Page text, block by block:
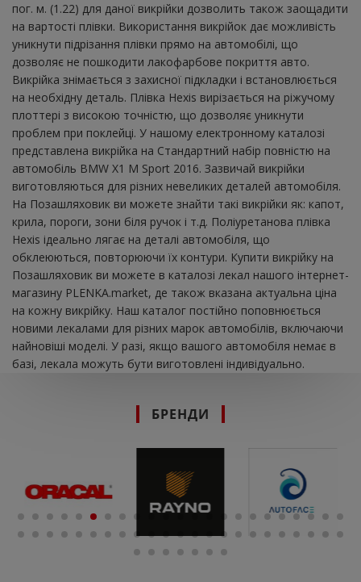
пог. м. (1.22) для даної викрійки дозволить також заощадити
на вартості плівки. Використання викрійок дає можливість
уникнути підрізання плівки прямо на автомобілі, що
дозволяє не пошкодити лакофарбове покриття авто.
Викрійка знімається з захисної підкладки і встановлюється
на необхідну деталь. Плівка Hexis вирізається на ріжучому
плоттері з високою точністю, що дозволяє уникнути
проблем при поклейці. У нашому електронному каталозі
представлена ​​викрійка на Стандартний набір повністю на
автомобіль BMW X1 M Sport 2016. Зазвичай викрійки
виготовляються для різних невеликих деталей автомобіля.
На Позашляховик ви можете знайти такі викрійки як: капот,
крила, пороги, зони біля ручок і т.д. Поліуретанова плівка
Hexis ідеально лягає на деталі автомобіля, що
обклеюються, повторюючи їх контури. Купити викрійку на
Позашляховик ви можете в каталозі лекал нашого інтернет-
магазину PLENKA.market, де також вказана актуальна ціна
на кожну викрійку. Наш каталог постійно поповнюється
новими лекалами для різних марок автомобілів, включаючи
найновіші моделі. У разі, якщо вашого автомобіля немає в
базі, лекала можуть бути виготовлені індивідуально.
БРЕНДИ